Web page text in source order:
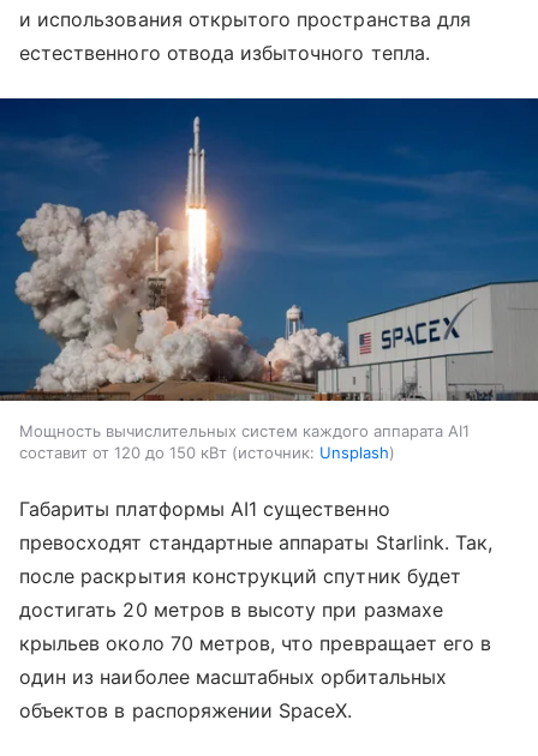
и использования открытого пространства для
естественного отвода избыточного тепла.
Мощность вычислительных систем каждого аппарата AI1
составит от 120 до 150 кВт
источник: Unsplash
Габариты платформы AI1 существенно
превосходят стандартные аппараты Starlink. Так,
после раскрытия конструкций спутник будет
достигать 20 метров в высоту при размахе
крыльев около 70 метров, что превращает его в
один из наиболее масштабных орбитальных
объектов в распоряжении SpaceX.